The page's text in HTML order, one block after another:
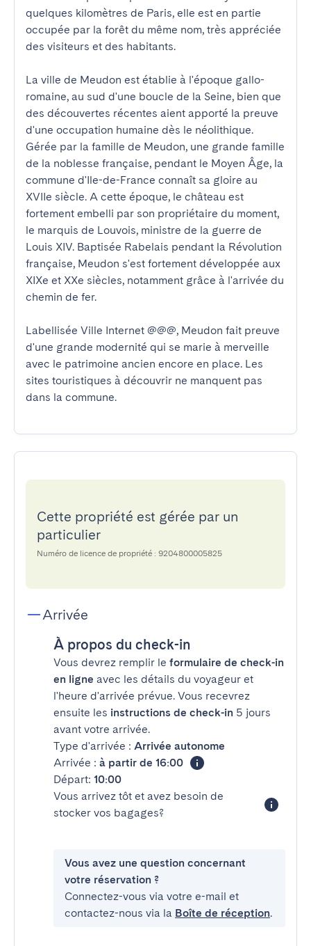
quelques kilomètres de Paris, elle est en partie
occupée par la forêt du même nom, très appréciée
des visiteurs et des habitants.
La ville de Meudon est établie à l'époque gallo-
romaine, au sud d'une boucle de la Seine, bien que
des découvertes récentes aient apporté la preuve
d'une occupation humaine dès le néolithique.
Gérée par la famille de Meudon, une grande famille
de la noblesse française, pendant le Moyen Âge, la
commune d'Ile-de-France connaît sa gloire au
XVIIe siècle. A cette époque, le château est
fortement embelli par son propriétaire du moment,
le marquis de Louvois, ministre de la guerre de
Louis XIV. Baptisée Rabelais pendant la Révolution
française, Meudon s'est fortement développée aux
XIXe et XXe siècles, notamment grâce à l'arrivée du
chemin de fer.
Labellisée Ville Internet @@@, Meudon fait preuve
d'une grande modernité qui se marie à merveille
avec le patrimoine ancien encore en place. Les
sites touristiques à découvrir ne manquent pas
dans la commune.
Cette propriété est gérée par un
particulier
Numéro de licence de propriété : 9204800005825
Arrivée
À propos du check-in
Vous devrez remplir le formulaire de check-in
en ligne avec les détails du voyageur et
l'heure d'arrivée prévue. Vous recevrez
ensuite les instructions de check-in 5 jours
avant votre arrivée.
Type d'arrivée : Arrivée autonome
Arrivée : à partir de 16:00
Départ: 10:00
Vous arrivez tôt et avez besoin de
stocker vos bagages?
Vous avez une question concernant
votre réservation ?
Connectez-vous via votre e-mail et
contactez-nous via la Boîte de réception.